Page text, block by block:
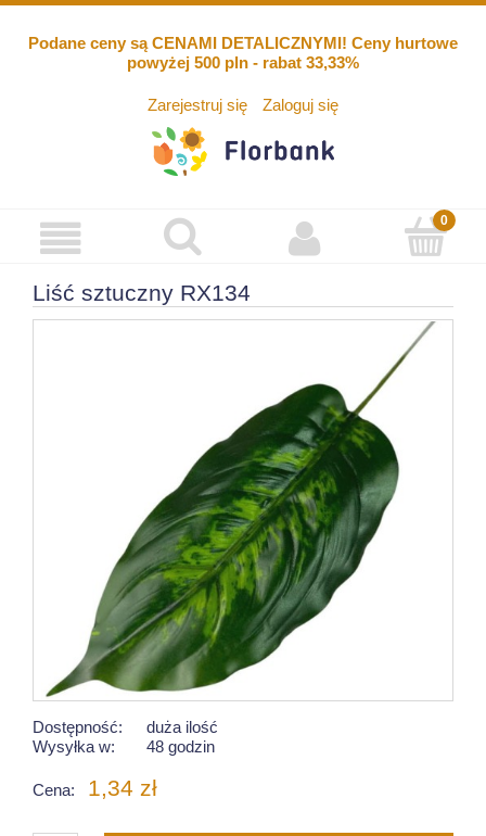
Podane ceny są CENAMI DETALICZNYMI! Ceny hurtowe
powyżej 500 pln - rabat 33,33%
Zarejestruj się Zaloguj się
Liść sztuczny RX134
Dostępność:
duża ilość
Wysyłka w:
48 godzin
Cena: 1,34 zł